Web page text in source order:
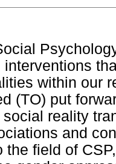
within our
(TO) put
reality
and
the field of